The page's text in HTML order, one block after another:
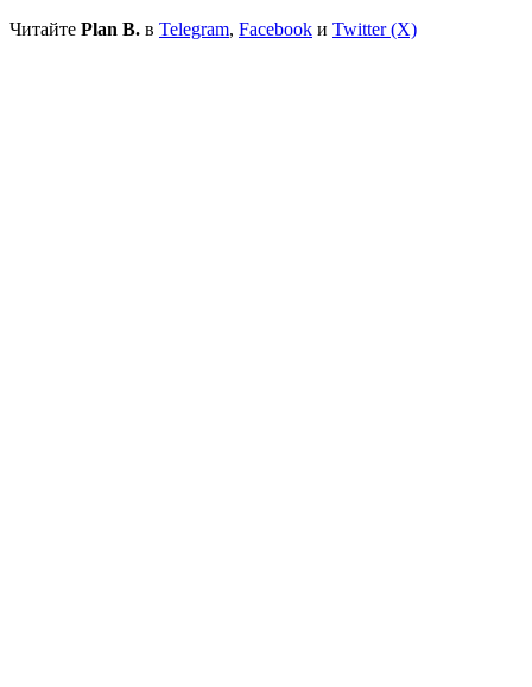
Читайте Plan B. в Telegram, Facebook и Twitter (X)